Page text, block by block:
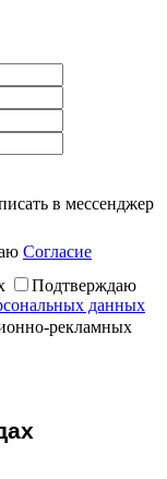
в мессенджер
Согласие
Подтверждаю
данных
рекламных